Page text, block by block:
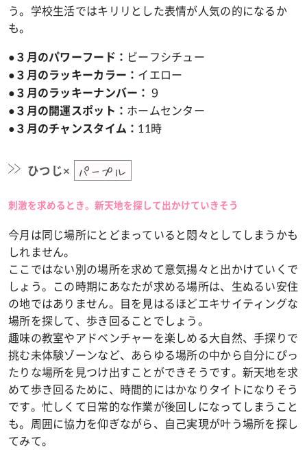
う。学校生活ではキリリとした表情が人気の的になるか
も。
●３月のパワーフード： ビーフシチュー
●３月のラッキーカラー： イエロー
●３月のラッキーナンバー： ９
●３月の開運スポット： ホームセンター
●３月のチャンスタイム： 11時
ひつじ× パープル
刺激を求めるとき。新天地を探して出かけていきそう
今月は同じ場所にとどまっていると悶々としてしまうかも
しれません。
ここではない別の場所を求めて意気揚々と出かけていくで
しょう。この時期にあなたが求める場所は、生ぬるい安住
の地ではありません。目を見はるほどエキサイティングな
場所を探して、歩き回ることでしょう。
趣味の教室やアドベンチャーを楽しめる大自然、手探りで
挑む未体験ゾーンなど、あらゆる場所の中から自分にぴっ
たりな場所を見つけ出すことができそうです。新天地を求
めて歩き回るために、時間的にはかなりタイトになりそう
です。忙しくて日常的な作業が後回しになってしまうこと
も。周囲に協力を仰ぎながら、自己実現が叶う場所を探し
てみて。